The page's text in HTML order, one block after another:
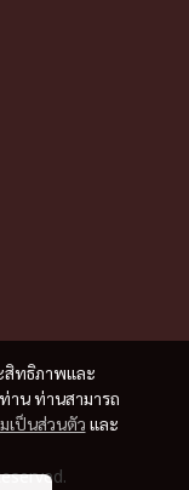
สิทธิภาพและ
าน ท่านสามารถ
เป็นส่วนตัว และ